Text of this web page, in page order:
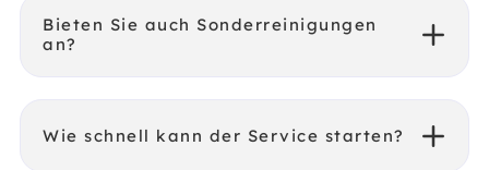
Bieten Sie auch Sonderreinigungen
an?
Wie schnell kann der Service starten?